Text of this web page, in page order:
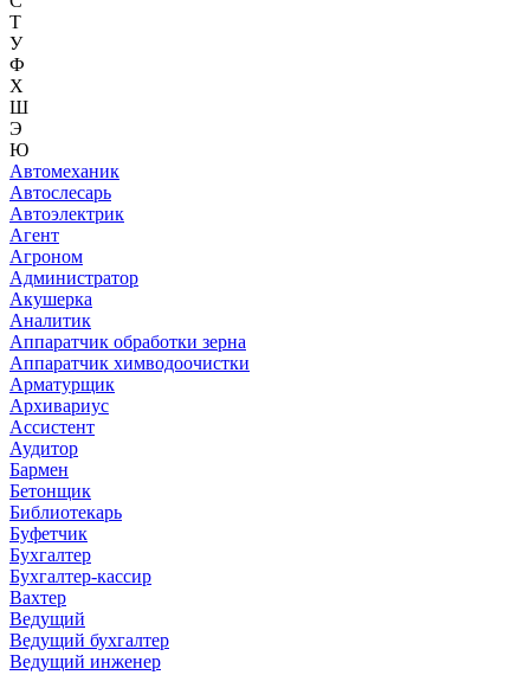
Т
У
Ф
Х
Ш
Э
Ю
Автомеханик
Автослесарь
Автоэлектрик
Агент
Агроном
Администратор
Акушерка
Аналитик
Аппаратчик обработки зерна
Аппаратчик химводоочистки
Арматурщик
Архивариус
Ассистент
Аудитор
Бармен
Бетонщик
Библиотекарь
Буфетчик
Бухгалтер
Бухгалтер-кассир
Вахтер
Ведущий
Ведущий бухгалтер
Ведущий инженер